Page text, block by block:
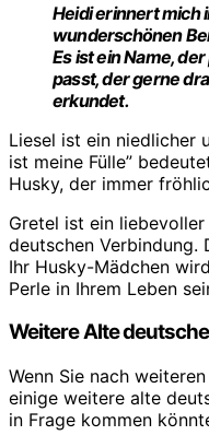
Heidi erinnert mich
wunderschönen
Es ist ein Name,
passt, der gerne
erkundet.
Liesel ist ein niedlicher
ist meine Fülle”
Husky, der immer
Gretel ist ein
deutschen Verbindung.
Ihr Husky-Mädchen
Perle in Ihrem Leben
Weitere Alte
Wenn Sie nach
einige weitere alte
in Frage kommen